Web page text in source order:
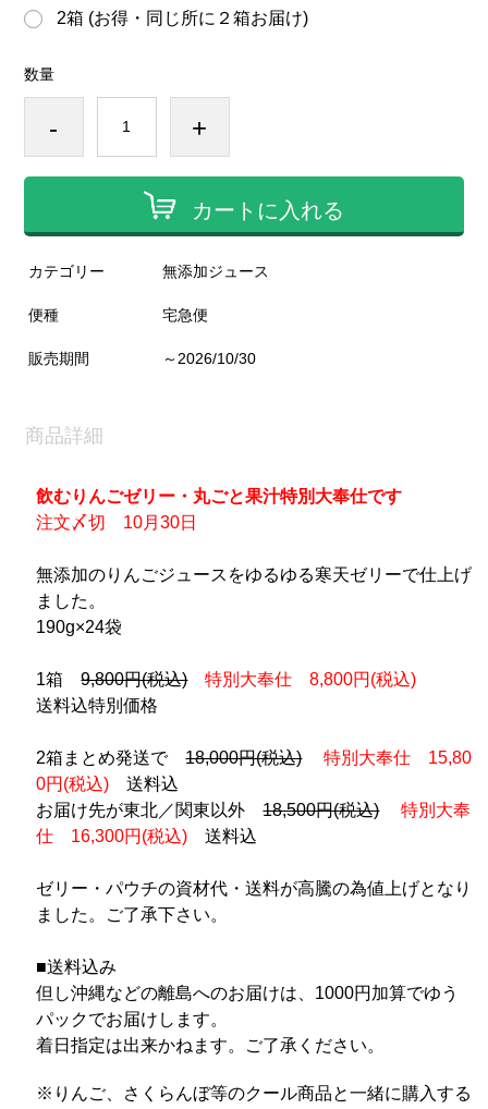
2箱 (お得・同じ所に２箱お届け)
数量
- +
カートに入れる
カテゴリー 無添加ジュース
便種 宅急便
販売期間 ～2026/10/30
商品詳細
飲むりんごゼリー・丸ごと果汁特別大奉仕です
注文〆切 10月30日
無添加のりんごジュースをゆるゆる寒天ゼリーで仕上げ
ました。
190g×24袋
1箱9,800円(税込)
特別大奉仕 8,800円(税込)
送料込特別価格
2箱まとめ発送で18,000円(税込)
特別大奉仕 15,80
0円(税込) 送料込
お届け先が東北／関東以外18,500円(税込)
特別大奉
仕 16,300円(税込) 送料込
ゼリー・パウチの資材代・送料が高騰の為値上げとなり
ました。ご了承下さい。
■送料込み
但し沖縄などの離島へのお届けは、1000円加算でゆう
パックでお届けします。
着日指定は出来かねます。ご了承ください。
※りんご、さくらんぼ等のクール商品と一緒に購入する